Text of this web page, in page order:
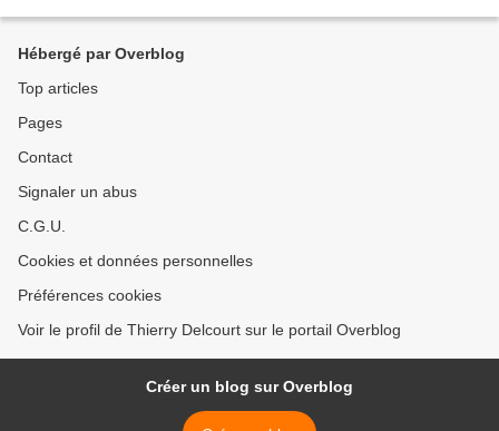
Hébergé par Overblog
Top articles
Pages
Contact
Signaler un abus
C.G.U.
Cookies et données personnelles
Préférences cookies
Voir le profil de Thierry Delcourt sur le portail Overblog
Créer un blog sur Overblog